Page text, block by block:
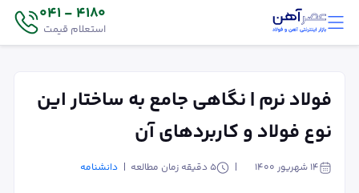
4180 - 041
استعلام قیمت
فولاد نرم | نگاهی جامع به ساختار این
نوع فولاد و کاربردهای آن
۱۴ شهریور ۱۴۰۰ 5 دقیقه زمان مطالعه دانشنامه